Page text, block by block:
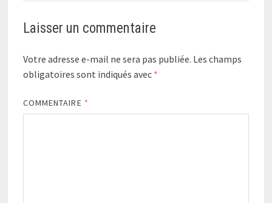
Laisser un commentaire
Votre adresse e-mail ne sera pas publiée. Les champs
obligatoires sont indiqués avec *
COMMENTAIRE *